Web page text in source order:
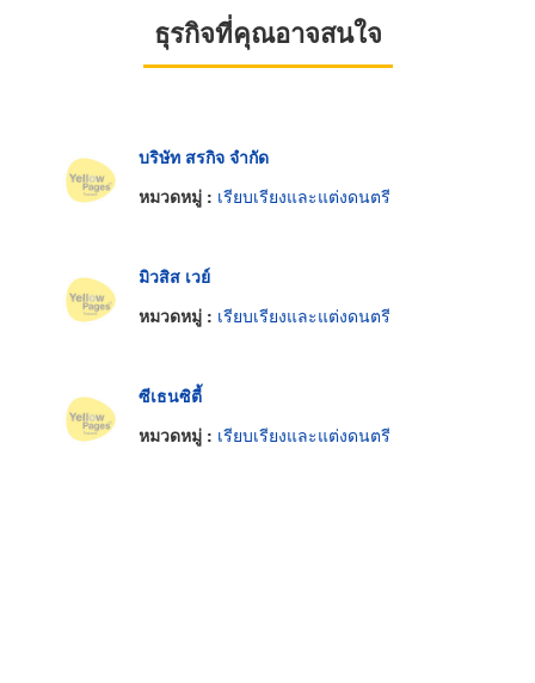
ธุรกิจที่คุณอาจสนใจ
บริษัท สรกิจ จำกัด
หมวดหมู่ : เรียบเรียงและแต่งดนตรี
มิวสิส เวย์
หมวดหมู่ : เรียบเรียงและแต่งดนตรี
ซีเธนซิตี้
หมวดหมู่ : เรียบเรียงและแต่งดนตรี